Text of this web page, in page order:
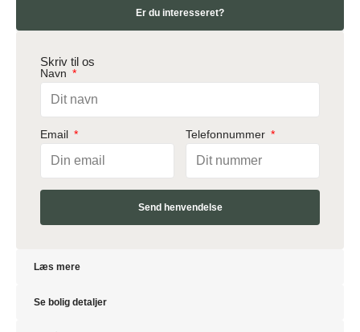
Er du interesseret?
Skriv til os
Navn
Email Telefonnummer
Send henvendelse
Læs mere
Se bolig detaljer